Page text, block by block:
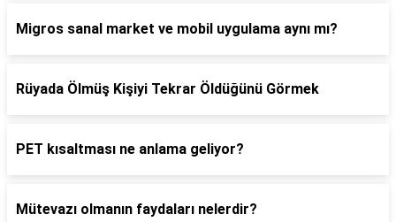
Migros sanal market ve mobil uygulama aynı mı?
Rüyada Ölmüş Kişiyi Tekrar Öldüğünü Görmek
PET kısaltması ne anlama geliyor?
Mütevazı olmanın faydaları nelerdir?